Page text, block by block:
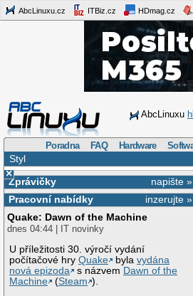
AbcLinuxu.cz ITBiz.cz HDmag.cz
AbcLinuxu
Poradna FAQ Hardware
Styl
×
napište »
Zprávičky
inzerujte »
Pracovní nabídky
Quake: Dawn of the Machine
dnes 04:44 | IT novinky
U příležitosti 30. výročí vydání
počítačové hryQuake bylavydána
nová epizoda
s názvem Dawn of the
Machine
(Steam ).